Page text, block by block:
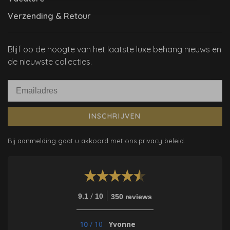
Verzending & Retour
Blijf op de hoogte van het laatste luxe behang nieuws en
de nieuwste collecties.
INSCHRIJVEN
Bij aanmelding gaat u akkoord met ons privacy beleid.
9.1 / 10 350 reviews
10 / 10 Yvonne